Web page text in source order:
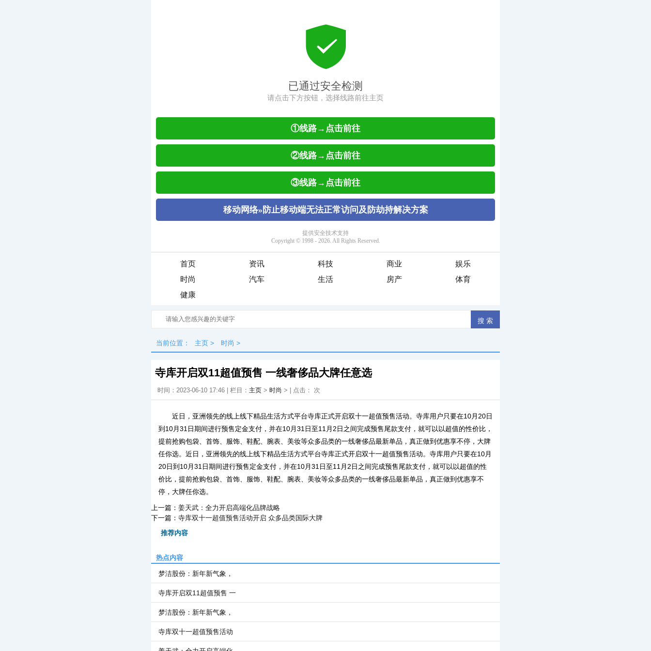
首页 资讯 科技 商业
娱乐
时尚
汽车 生活 房产
体育
健康
当前位置： 主页 > 时尚 >
寺库开启双11超值预售 一线奢侈品大牌任意选
时间：2023-06-10 17:46 | 栏目： 主页 > 时尚 > | 点击： 次
近日，亚洲领先的线上线下精品生活方式平台寺库正式开启双十一超值预售活动。寺库用户只要在10月20日
到10月31日期间进行预售定金支付，并在10月31日至11月2日之间完成预售尾款支付，就可以以超值的性价比，
提前抢购包袋、首饰、服饰、鞋配、腕表、美妆等众多品类的一线奢侈品最新单品，真正做到优惠享不停，大牌
任你选。近日，亚洲领先的线上线下精品生活方式平台寺库正式开启双十一超值预售活动。寺库用户只要在10月
20日到10月31日期间进行预售定金支付，并在10月31日至11月2日之间完成预售尾款支付，就可以以超值的性
价比，提前抢购包袋、首饰、服饰、鞋配、腕表、美妆等众多品类的一线奢侈品最新单品，真正做到优惠享不
停，大牌任你选。
上一篇： 姜天武：全力开启高端化品牌战略
下一篇： 寺库双十一超值预售活动开启 众多品类国际大牌
推荐内容
热点内容
梦洁股份：新年新气象，
寺库开启双11超值预售 一
梦洁股份：新年新气象，
寺库双十一超值预售活动